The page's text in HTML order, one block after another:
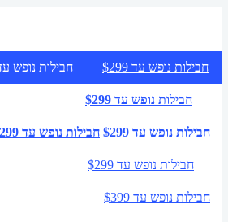
חבילות נופש עד חבילות נופש עד $299
חבילות נופש עד $299
חבילות נופש עד $299 חבילות נופש עד $299
חבילות נופש עד $299
חבילות נופש עד $399